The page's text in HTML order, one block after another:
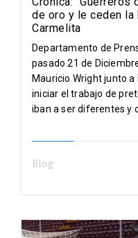
de oro y le ceden
Carmelita
Departamento de
pasado 21 de
Mauricio Wright junto
iniciar el trabajo de
iban a ser diferentes y
Blog